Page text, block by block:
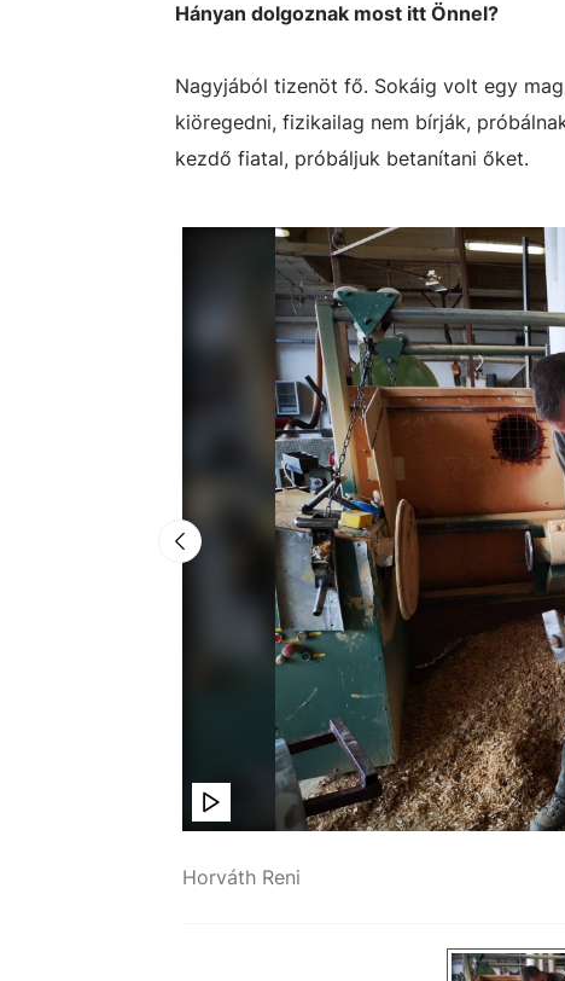
Hányan dolgoznak most itt Önnel?
Nagyjából tizenöt fő. Sokáig volt egy
kiöregedni, fizikailag nem bírják,
kezdő fiatal, próbáljuk betanítani őket.
Horváth Reni